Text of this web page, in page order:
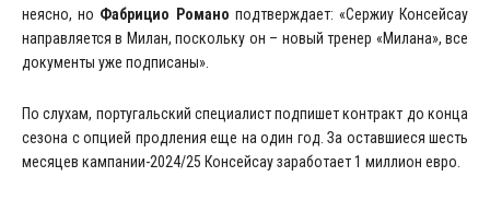
неясно, но Фабрицио Романо подтверждает: «Сержиу Консейсау
направляется в Милан, поскольку он – новый тренер «Милана», все
документы уже подписаны».
По слухам, португальский специалист подпишет контракт до конца
сезона с опцией продления еще на один год. За оставшиеся шесть
месяцев кампании-2024/25 Консейсау заработает 1 миллион евро.